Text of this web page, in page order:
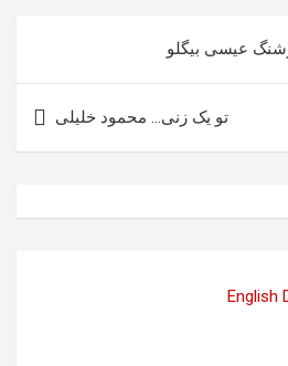
عیسی بیگلو
تو یک زنی… محمود خلیلی
English